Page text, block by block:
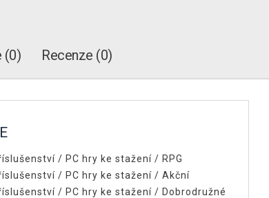
(0) Recenze (0)
/ PC hry ke stažení/ RPG
/ PC hry ke stažení/ Akční
/ PC hry ke stažení/ Dobrodružné